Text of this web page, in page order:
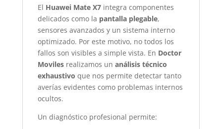
El Huawei Mate X7integra componentes
delicados como la pantalla plegable,
sensores avanzados y un sistema interno
optimizado. Por este motivo, no todos los
fallos son visibles a simple vista. En Doctor
Movilesrealizamos un análisis técnico
exhaustivo que nos permite detectar tanto
averías evidentes como problemas internos
ocultos.
Un diagnóstico profesional permite: